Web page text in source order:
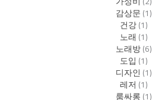
감상문(1)
건강(1)
노래 (1)
노래방(6)
도입 (1)
디자인(1)
레저 (1)
룸싸롱(1)